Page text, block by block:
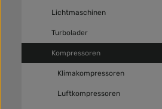
Lichtmaschinen
Turbolader
Kompressoren
Klimakompressoren
Luftkompressoren